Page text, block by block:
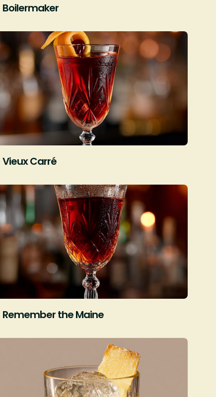
Boilermaker
Vieux Carré
Remember the Maine